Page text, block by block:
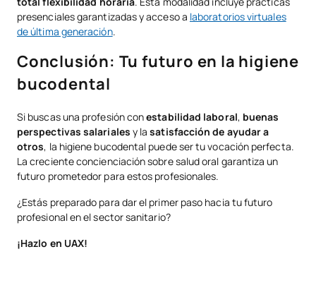
presenciales garantizadas y acceso a laboratorios virtuales
de última generación.
Conclusión: Tu futuro en la higiene
bucodental
Si buscas una profesión conestabilidad laboral, buenas
perspectivas salariales y lasatisfacción de ayudar a
otros, la higiene bucodental puede ser tu vocación perfecta.
La creciente concienciación sobre salud oral garantiza un
futuro prometedor para estos profesionales.
¿Estás preparado para dar el primer paso hacia tu futuro
profesional en el sector sanitario?
¡Hazlo en UAX!